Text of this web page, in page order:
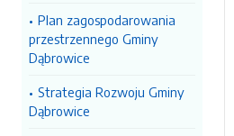
Plan zagospodarowania
przestrzennego Gminy
Dąbrowice
Strategia Rozwoju Gminy
Dąbrowice